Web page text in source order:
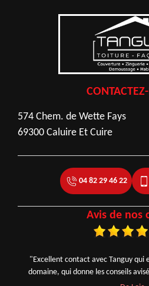
574 Chem. de Wette Fays
69300 Caluire Et Cuire
04 82 29 46 22
Avis de nos
"Excellent contact avec Tanguy qui
domaine, qui donne les conseils